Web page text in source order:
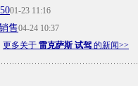
01-23 11:16
售04-24 10:37
更多关于 雷克萨斯 试驾 的新闻>>